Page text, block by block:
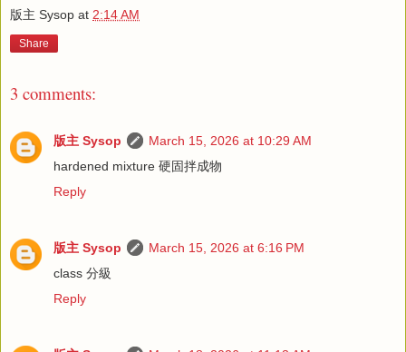
版主 Sysop at 2:14 AM
Share
3 comments:
版主 Sysop
March 15, 2026 at 10:29 AM
hardened mixture 硬固拌成物
Reply
版主 Sysop
March 15, 2026 at 6:16 PM
class 分級
Reply